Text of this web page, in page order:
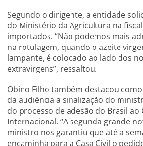
Segundo o dirigente, a entidade
do Ministério da Agricultura na
importados. “Não podemos mais
na rotulagem, quando o azeite
lampante, é colocado ao lado dos
extravirgens”, ressaltou.
Obino Filho também destacou
da audiência a sinalização do
do processo de adesão do Brasil ao
Internacional. “A segunda grande
ministro nos garantiu que até a
encaminha para a Casa Civil o